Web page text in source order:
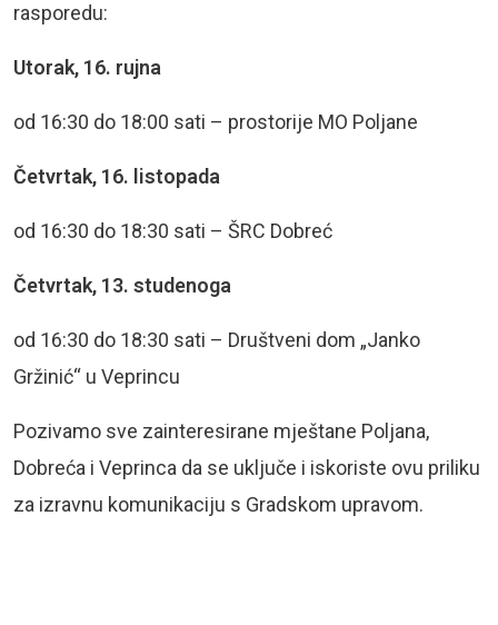
rasporedu:
Utorak, 16. rujna
od 16:30 do 18:00 sati – prostorije MO Poljane
Četvrtak, 16. listopada
od 16:30 do 18:30 sati – ŠRC Dobreć
Četvrtak, 13. studenoga
od 16:30 do 18:30 sati – Društveni dom „Janko
Gržinić“ u Veprincu
Pozivamo sve zainteresirane mještane Poljana,
Dobreća i Veprinca da se uključe i iskoriste ovu priliku
za izravnu komunikaciju s Gradskom upravom.